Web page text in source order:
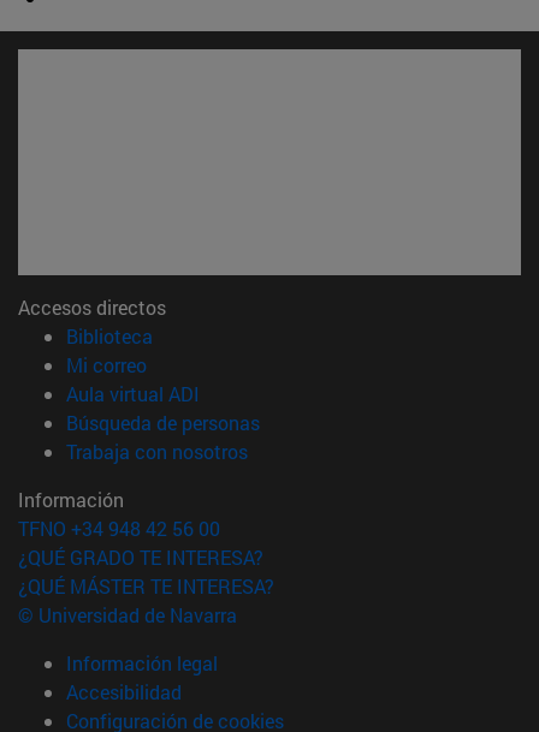
Accesos directos
Biblioteca
Mi correo(abre en nueva ventana)
Aula virtual ADI
Búsqueda de personas(abre en nueva ventana)
Trabaja con nosotros(abre en nueva ventana)
Información
TFNO +34 948 42 56 00
¿QUÉ GRADO TE INTERESA?
¿QUÉ MÁSTER TE INTERESA?
© Universidad de Navarra
Información legal
Accesibilidad
Configuración de cookies